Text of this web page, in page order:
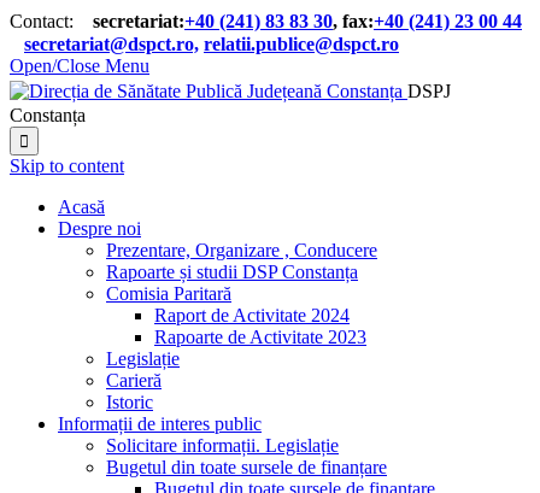
Contact: secretariat:+40 (241) 83 83 30, fax:+40 (241) 23 00 44
secretariat@dspct.ro, relatii.publice@dspct.ro
Open/Close Menu
DSPJ
Constanța

Skip to content
Acasă
Despre noi
Prezentare, Organizare , Conducere
Rapoarte și studii DSP Constanța
Comisia Paritară
Raport de Activitate 2024
Rapoarte de Activitate 2023
Legislație
Carieră
Istoric
Informații de interes public
Solicitare informații. Legislație
Bugetul din toate sursele de finanțare
Bugetul din toate sursele de finanțare